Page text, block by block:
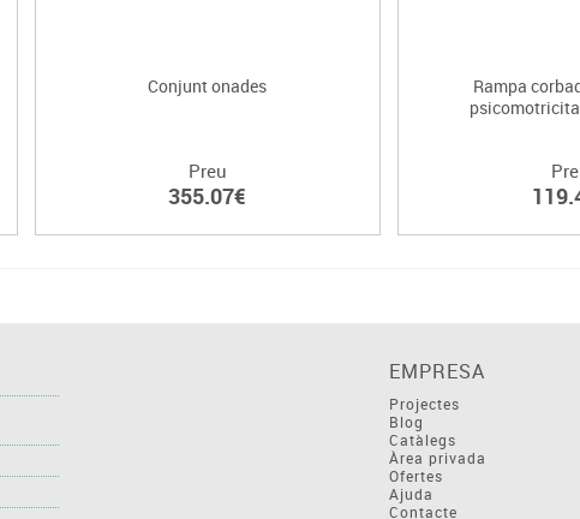
Conjunt onades
Preu
355.07€
Rampa
EMPRESA
Projectes
Blog
Catàlegs
Àrea privada
Ofertes
Ajuda
Contacte